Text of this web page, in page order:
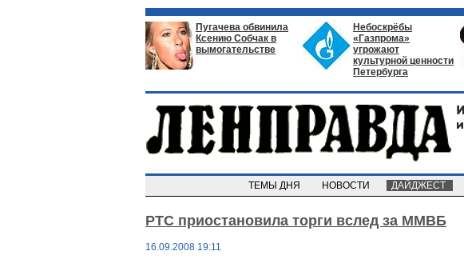
Пугачева обвинила
Ксению Собчак в
вымогательстве
Небоскрёбы
«Газпрома»
угрожают
культурной ценности
Петербурга
ТЕМЫ ДНЯ НОВОСТИ ДАЙДЖЕСТ
РТС приостановила торги вслед за ММВБ
16.09.2008 19:11